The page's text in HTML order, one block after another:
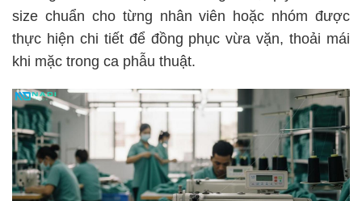
size chuẩn cho từng nhân viên hoặc nhóm được
thực hiện chi tiết để đồng phục vừa vặn, thoải mái
khi mặc trong ca phẫu thuật.